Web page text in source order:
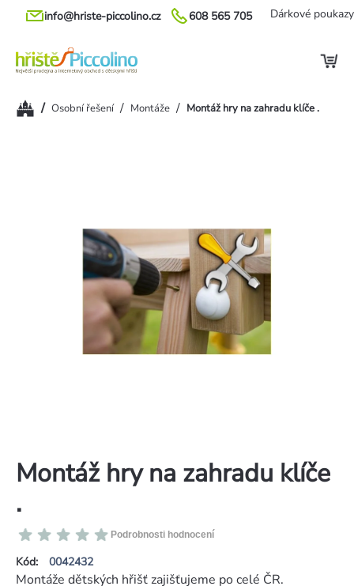
Přejít
608 565 705
info@hriste-piccolino.cz Dárkové poukazy
Domů/ Osobní řešení / Montáže / Montáž hry na zahradu klíče .
Montáž hry na zahradu klíče
.
Kód: 0042432
Průměrné
hodnocení
produktu
Podrobnosti hodnocení
Montáže dětských hřišť zajišťujeme po celé ČR.